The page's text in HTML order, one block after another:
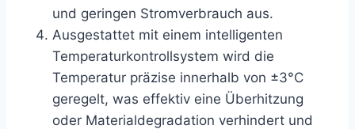
und geringen Stromverbrauch aus.
Ausgestattet mit einem intelligenten
Temperaturkontrollsystem wird die
Temperatur präzise innerhalb von ±3°C
geregelt, was effektiv eine Überhitzung
oder Materialdegradation verhindert und